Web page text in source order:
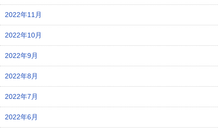
2022年11月
2022年10月
2022年9月
2022年8月
2022年7月
2022年6月